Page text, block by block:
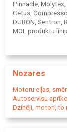
Pinnacle, Molytex,
Cetus,
DURON, Sentron,
MOL produktu
Industriālās,
eļļas, hidrauliskās
ātrumkārbu,
kārbu, tiltu,
vakuumeļļas,
Nozares
Motoru eļļas,
Autoservisu
Dzinēji, motori, to